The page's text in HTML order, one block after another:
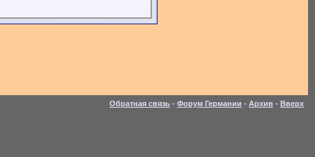
Обратная связь - Форум Германии - Архив - Вверх